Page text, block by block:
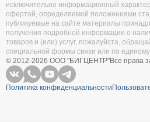
исключительно информационный
офертой, определяемой положениями
публикуемые на сайте материалы
получения подробной информации о
товаров и (или) услуг, пожалуйста,
специальной формы связи или по
© 2012-2026 ООО "БИГЦЕНТР"Все права
Политика конфиденциальности